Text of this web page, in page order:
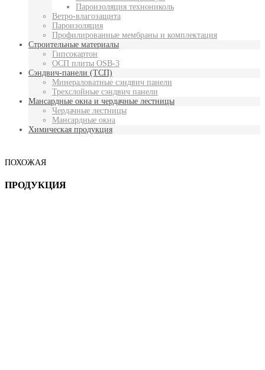
Пароизоляция технониколь
Ветро-влагозащита
Пароизоляция
Профилированные мембраны и комплектация
Строительные материалы
Гипсокартон
ОСП плиты OSB-3
Сэндвич-панели (ТСП)
Минераловатные сэндвич панели
Трехслойные сэндвич панели
Мансардные окна и чердачные лестницы
Чердачные лестницы
Мансардные окна
Химическая продукция
ПОХОЖАЯ
ПРОДУКЦИЯ